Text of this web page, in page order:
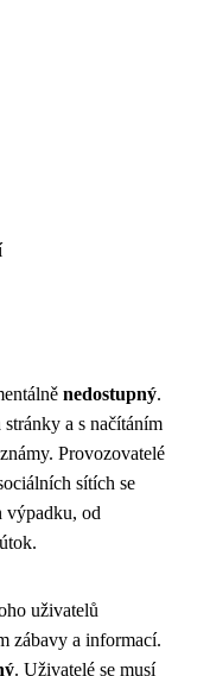
nedostupný.
a s načítáním
Provozovatelé
sítích se
výpadku, od
uživatelů
zábavy a informací.
. Uživatelé se musí